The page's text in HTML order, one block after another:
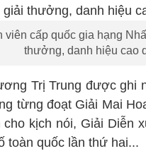
viên cấp quốc gia hạng
thưởng, danh hiệu cao
Trị Trung được ghi
từng đoạt Giải Mai
kịch nói, Giải Diễn
toàn quốc lần thứ hai...